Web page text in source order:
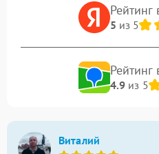
Рейтинг
5 из 5
Рейтинг
4.9из 5
Виталий